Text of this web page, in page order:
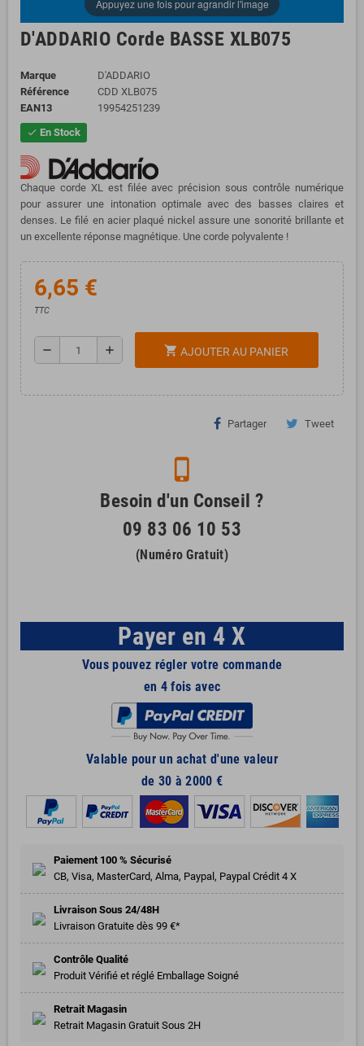
Appuyez une fois pour agrandir l'image
D'ADDARIO Corde BASSE XLB075
Marque
D'ADDARIO
Référence
CDD XLB075
EAN13
19954251239
check En Stock
Chaque corde XL est filée avec précision sous contrôle numérique
pour assurer une intonation optimale avec des basses claires et
denses. Le filé en acier plaqué nickel assure une sonorité brillante et
un excellente réponse magnétique. Une corde polyvalente !
6,65 €
TTC
remove add shopping_cart AJOUTER AU PANIER
Partager Tweet
phone_iphone
Besoin d'un Conseil ?
09 83 06 10 53
(Numéro Gratuit)
Payer en 4 X
Vous pouvez régler votre commande
en 4 fois avec
Valable pour un achat d'une valeur
de 30 à 2000 €
Paiement 100 % Sécurisé
CB, Visa, MasterCard, Alma, Paypal, Paypal Crédit 4 X
Livraison Sous 24/48H
Livraison Gratuite dès 99 €*
Contrôle Qualité
Produit Vérifié et réglé Emballage Soigné
Retrait Magasin
Retrait Magasin Gratuit Sous 2H